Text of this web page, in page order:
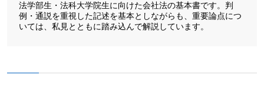
法学部生・法科大学院生に向けた会社法の基本書です。判
例・通説を重視した記述を基本としながらも、重要論点につ
いては、私見とともに踏み込んで解説しています。